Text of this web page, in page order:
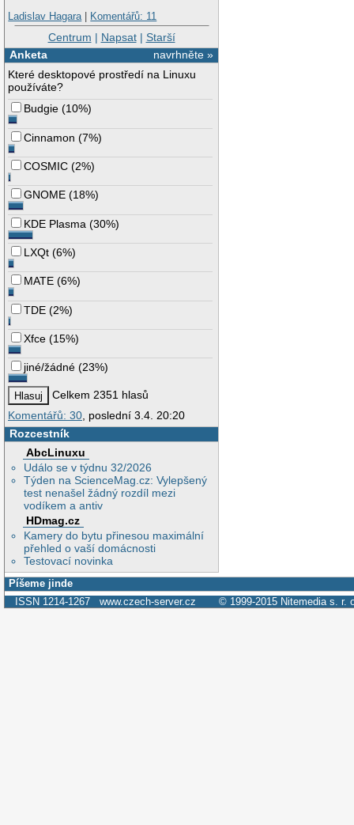
Ladislav Hagara| Komentářů: 11
Centrum | Napsat| Starší
navrhněte »
Anketa
Které desktopové prostředí na Linuxu
používáte?
Budgie (10%)
Cinnamon (7%)
COSMIC (2%)
GNOME (18%)
KDE Plasma (30%)
LXQt (6%)
MATE (6%)
TDE (2%)
Xfce (15%)
jiné/žádné (23%)
Celkem 2351 hlasů
Komentářů: 30 , poslední 3.4. 20:20
Rozcestník
AbcLinuxu
Událo se v týdnu 32/2026
Týden na ScienceMag.cz: Vylepšený
test nenašel žádný rozdíl mezi
vodíkem a antiv
HDmag.cz
Kamery do bytu přinesou maximální
přehled o vaší domácnosti
Testovací novinka
Píšeme jinde
ISSN 1214-1267 www.czech-server.cz © 1999-2015 Nitemedia s. r.